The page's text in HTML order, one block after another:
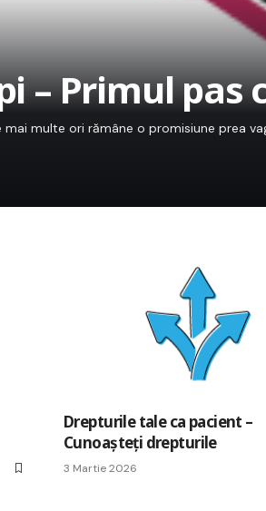
– Primul pas
mai multe ori rămâne o promisiune prea
Drepturile tale ca pacient –
Cunoașteți drepturile
3 Martie 2026